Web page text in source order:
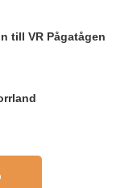
till VR Pågatågen